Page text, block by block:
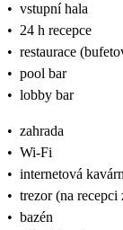
• vstupní hala
• 24 h recepce
• restaurace
• pool bar
• lobby bar
• zahrada
• Wi-Fi
• internetová
• trezor (na
• bazén